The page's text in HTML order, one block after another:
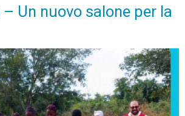
Un nuovo salone per la